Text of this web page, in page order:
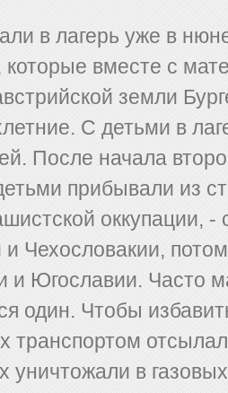
в лагерь уже в
которые вместе с
земли
С детьми в
После начала
прибывали из
оккупации, -
Чехословакии,
и Югославии. Часто
один. Чтобы
транспортом
уничтожали в